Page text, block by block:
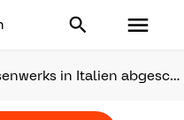
Übernahme des Trommelbremsenwerks in Italien abgeschlossen